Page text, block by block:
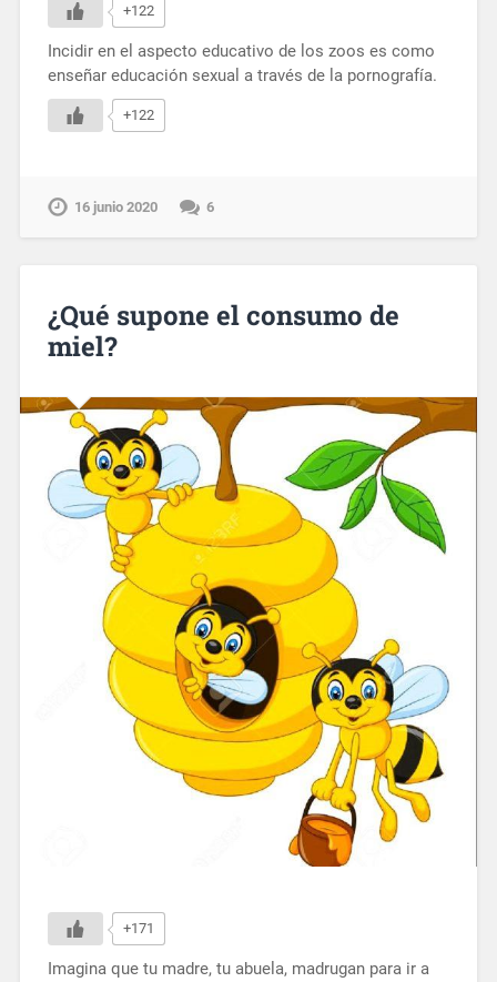
+122
Incidir en el aspecto educativo de los zoos es como
enseñar educación sexual a través de la pornografía.
+122
16 junio 2020 6
¿Qué supone el consumo de
miel?
+171
Imagina que tu madre, tu abuela, madrugan para ir a